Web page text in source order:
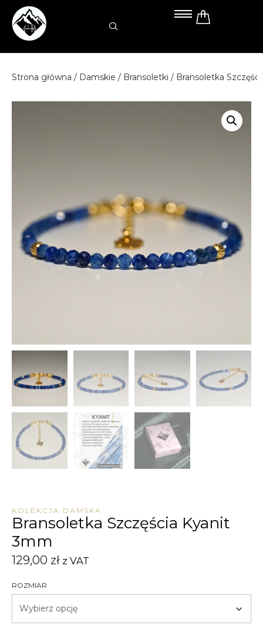
Przejdź
Strona główna / Damskie / Bransoletki / Bransoletka
KOLEKCJA DAMSKA
Bransoletka Szczęścia Kyanit
3mm
129,00 zł z VAT
ROZMIAR